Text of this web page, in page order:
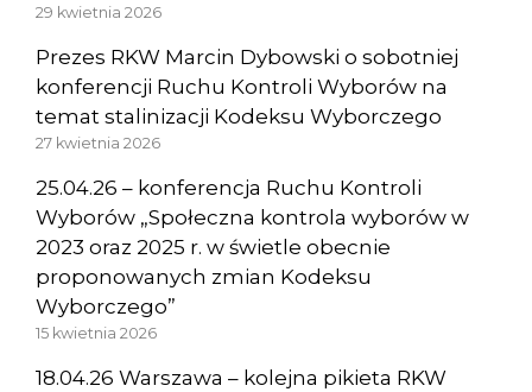
29 kwietnia 2026
Prezes RKW Marcin Dybowski o sobotniej
konferencji Ruchu Kontroli Wyborów na
temat stalinizacji Kodeksu Wyborczego
27 kwietnia 2026
25.04.26 – konferencja Ruchu Kontroli
Wyborów „Społeczna kontrola wyborów w
2023 oraz 2025 r. w świetle obecnie
proponowanych zmian Kodeksu
Wyborczego”
15 kwietnia 2026
18.04.26 Warszawa – kolejna pikieta RKW